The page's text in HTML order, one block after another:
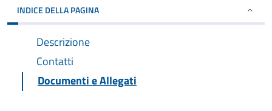
INDICE DELLA PAGINA
Descrizione
Contatti
Documenti e Allegati